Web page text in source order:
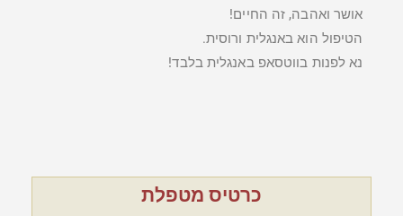
אושר ואהבה, זה החיים!
הטיפול הוא באנגלית ורוסית.
נא לפנות בווטסאפ באנגלית בלבד!
כרטיס מטפלת